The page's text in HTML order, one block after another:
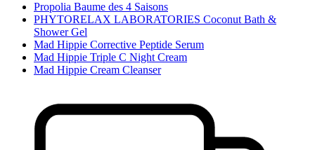
Propolia Baume des 4 Saisons
PHYTORELAX LABORATORIES Coconut Bath &
Shower Gel
Mad Hippie Corrective Peptide Serum
Mad Hippie Triple C Night Cream
Mad Hippie Cream Cleanser